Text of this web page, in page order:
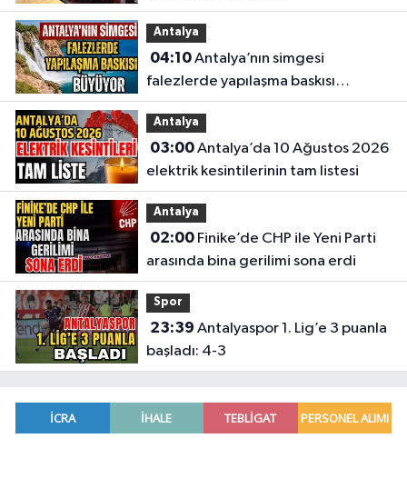
Antalya
04:10Antalya’nın simgesi
falezlerde yapılaşma baskısı
büyüyor
Antalya
03:00Antalya’da 10 Ağustos 2026
elektrik kesintilerinin tam listesi
Antalya
02:00Finike’de CHP ile Yeni Parti
arasında bina gerilimi sona erdi
Spor
23:39
başladı: 4-3